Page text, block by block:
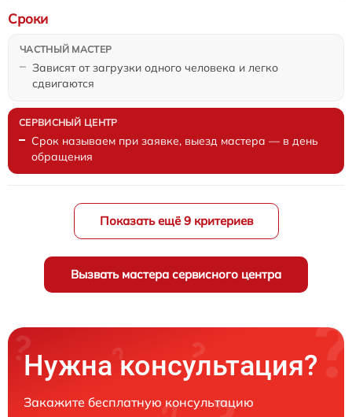
Зависят от загрузки одного человека и легко
сдвигаются
Сроки
Срок называем при заявке, выезд мастера — в день
обращения
Показать ещё 9 критериев
Вызвать мастера сервисного центра
Нужна консультация?
Закажите бесплатную консультацию